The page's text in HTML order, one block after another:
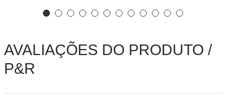
AVALIAÇÕES DO PRODUTO /
P&R